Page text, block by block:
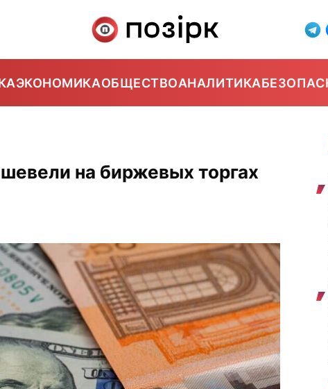
ЭКОНОМИКАОБЩЕСТВОАНАЛИТИКА
на биржевых торгах